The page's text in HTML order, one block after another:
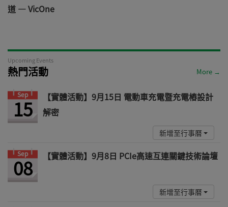
道 — VicOne
Upcoming Events
熱門活動 More →
Sep
15
【實體活動】9月15日 電動車充電暨充電樁設計
解密
新增至行事曆
Sep
08 【實體活動】9月8日 PCIe高速互連關鍵技術論壇
新增至行事曆